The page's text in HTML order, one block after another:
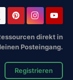
direkt in
Posteingang.
Registrieren